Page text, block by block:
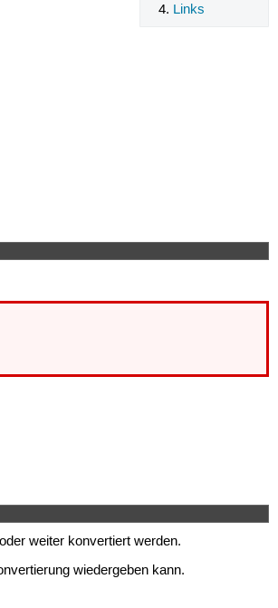
Links
weiter konvertiert werden.
wiedergeben kann.